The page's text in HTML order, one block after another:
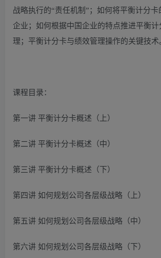
战略执行的“责任机制”；如何将平衡计分卡
企业；如何根据中国企业的特点推进平衡计
理；平衡计分卡与绩效管理操作的关键技术
课程目录：
第一讲 平衡计分卡概述（上）
第二讲 平衡计分卡概述（中）
第三讲 平衡计分卡概述（下）
第四讲 如何规划公司各层级战略（上）
第五讲 如何规划公司各层级战略（中）
第六讲 如何规划公司各层级战略（下）